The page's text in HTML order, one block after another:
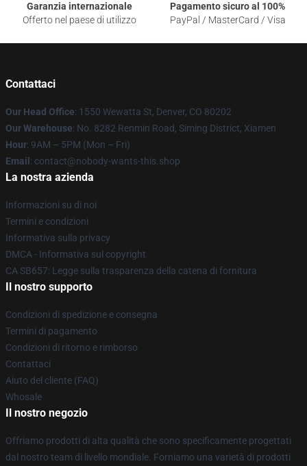
Garanzia internazionale
Offerto nel paese di utilizzo
Pagamento sicuro al 100%
PayPal / MasterCard / Visa
Contattaci
Our Head Office: 1550 Wewatta St, Denver, CO 80202
Our Warehouse: No. 8282 Renmin Road, Siming District, Xiamen
Hour: 9AM – 5PM (Mon – Fri)
Email : contact@nobody-wants-this.shop
La nostra azienda
Informazioni su di noi
Termini e condizioni
Informativa sulla privacy
DMCA - Informativa sul copyright
CA SB657: Legge sulla trasparenza della catena di fornitura
Il nostro supporto
Condizioni di spedizione e consegna
Termini di pagamento
Condizioni di ritorno e rimborso
Contattaci
Aiuto del cliente (FAQ)
Whosale
Il nostro negozio
Offriamo prodotti di alta qualità che sono specificamente progettati
dal nostro team di livello mondiale. Forniamo una varietà di prodotti